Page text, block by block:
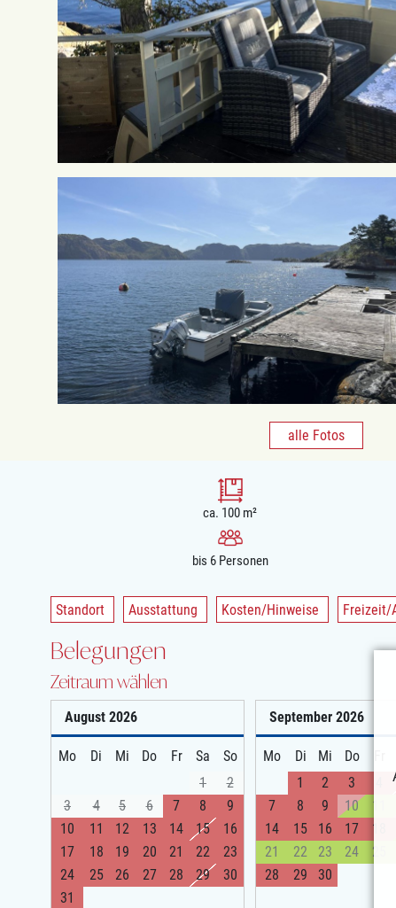
alle Fotos
ca. 100 m²
bis 6 Personen
Standort Ausstattung Kosten/Hinweise Freizeit/
Belegungen
Zeitraum wählen
August 2026
Mo Di Mi Do Fr Sa
So
1
2
3
4 5 6 7 8
9
10
11 12 13 14 15
16
17
18 19 20 21 22
23
24
25 26 27 28 29
30
31
September 2026
Mo Di Mi Do
1
2 3
7
8 9 10 11
14
15 16 17 18
21
22 23 24 25
28
29 30